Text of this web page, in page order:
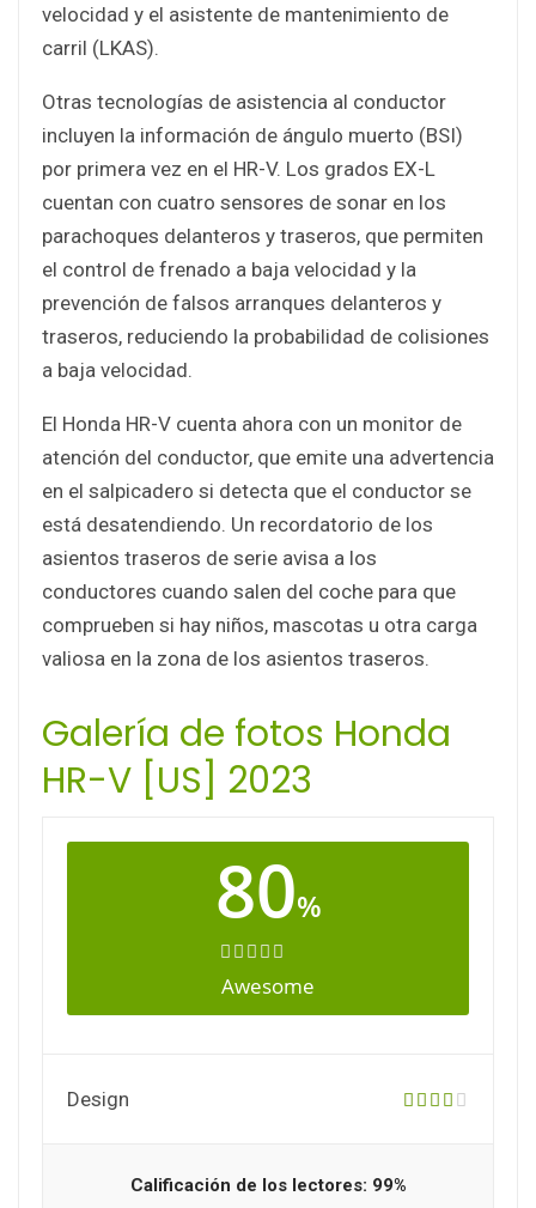
velocidad y el asistente de mantenimiento de
carril (LKAS).
Otras tecnologías de asistencia al conductor
incluyen la información de ángulo muerto (BSI)
por primera vez en el HR-V. Los grados EX-L
cuentan con cuatro sensores de sonar en los
parachoques delanteros y traseros, que permiten
el control de frenado a baja velocidad y la
prevención de falsos arranques delanteros y
traseros, reduciendo la probabilidad de colisiones
a baja velocidad.
El Honda HR-V cuenta ahora con un monitor de
atención del conductor, que emite una advertencia
en el salpicadero si detecta que el conductor se
está desatendiendo. Un recordatorio de los
asientos traseros de serie avisa a los
conductores cuando salen del coche para que
comprueben si hay niños, mascotas u otra carga
valiosa en la zona de los asientos traseros.
Galería de fotos Honda
HR-V [US] 2023
80%
Awesome
Design
Calificación de los lectores: 99%